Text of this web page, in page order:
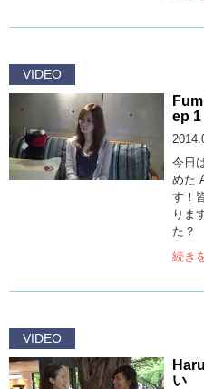
VIDEO
ep 1
今日
めた
す！
りま
た？
続き
VIDEO
い